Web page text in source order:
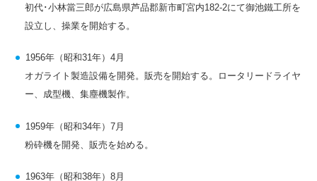
初代･小林當三郎が広島県芦品郡新市町宮内182-2にて御池鐵工所を
設立し、操業を開始する。
1956年（昭和31年）4月
オガライト製造設備を開発。販売を開始する。ロータリードライヤ
ー、成型機、集塵機製作。
1959年（昭和34年）7月
粉砕機を開発、販売を始める。
1963年（昭和38年）8月